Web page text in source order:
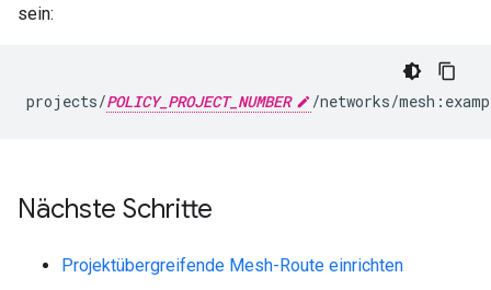
sein:
projects/POLICY_PROJECT_NUMBER /networks/
Nächste Schritte
Projektübergreifende Mesh-Route einrichten